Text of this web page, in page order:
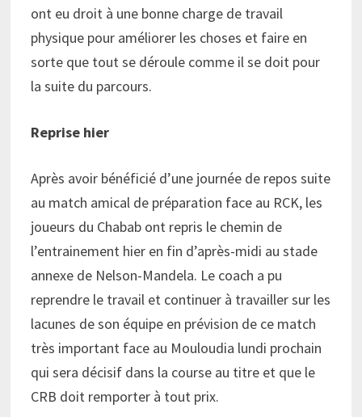
ont eu droit à une bonne charge de travail
physique pour améliorer les choses et faire en
sorte que tout se déroule comme il se doit pour
la suite du parcours.
Reprise hier
Après avoir bénéficié d’une journée de repos suite
au match amical de préparation face au RCK, les
joueurs du Chabab ont repris le chemin de
l’entrainement hier en fin d’après-midi au stade
annexe de Nelson-Mandela. Le coach a pu
reprendre le travail et continuer à travailler sur les
lacunes de son équipe en prévision de ce match
très important face au Mouloudia lundi prochain
qui sera décisif dans la course au titre et que le
CRB doit remporter à tout prix.